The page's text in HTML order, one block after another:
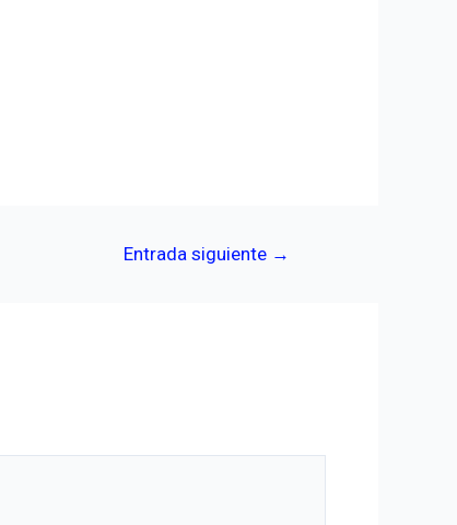
Entrada siguiente →